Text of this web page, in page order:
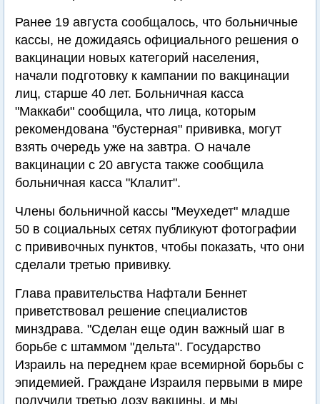
Ранее 19 августа сообщалось, что больничные
кассы, не дожидаясь официального решения о
вакцинации новых категорий населения,
начали подготовку к кампании по вакцинации
лиц, старше 40 лет. Больничная касса
"Маккаби" сообщила, что лица, которым
рекомендована "бустерная" прививка, могут
взять очередь уже на завтра. О начале
вакцинации с 20 августа также сообщила
больничная касса "Клалит".
Члены больничной кассы "Меухедет" младше
50 в социальных сетях публикуют фотографии
с прививочных пунктов, чтобы показать, что они
сделали третью прививку.
Глава правительства Нафтали Беннет
приветствовал решение специалистов
минздрава. "Сделан еще один важный шаг в
борьбе с штаммом "дельта". Государство
Израиль на переднем крае всемирной борьбы с
эпидемией. Граждане Израиля первыми в мире
получили третью дозу вакцины, и мы